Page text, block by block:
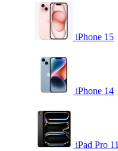
iPhone 15
iPhone 14
iPad Pro 11